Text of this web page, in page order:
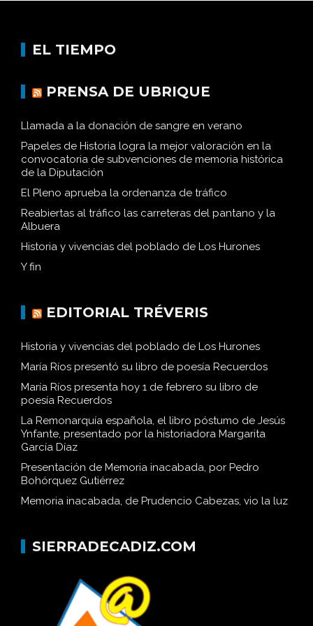
EL TIEMPO
PRENSA DE UBRIQUE
Llamada a la donación de sangre en verano
Papeles de Historia logra la mejor valoración en la
convocatoria de subvenciones de memoria histórica
de la Diputación
El Pleno aprueba la ordenanza de tráfico
Reabiertas al tráfico las carreteras del pantano y la
Albuera
Historia y vivencias del poblado de Los Hurones
Y fin
EDITORIAL TRÉVERIS
Historia y vivencias del poblado de Los Hurones
María Ríos presentó su libro de poesía Recuerdos
María Ríos presenta hoy 1 de febrero su libro de
poesía Recuerdos
La Remonarquía española, el libro póstumo de Jesús
Ynfante, presentado por la historiadora Margarita
García Díaz
Presentación de Memoria inacabada, por Pedro
Bohórquez Gutiérrez
Memoria inacabada, de Prudencio Cabezas, vio la luz
SIERRADECADIZ.COM